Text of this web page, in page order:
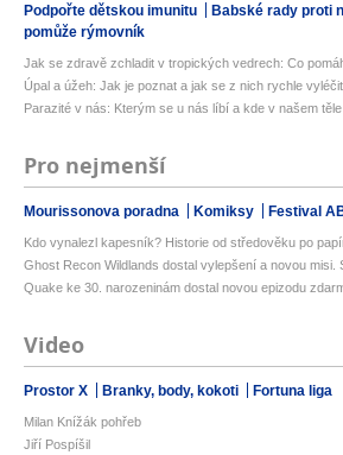
Podpořte dětskou imunitu Babské rady proti
pomůže rýmovník
Jak se zdravě zchladit v tropických vedrech: Co
Úpal a úžeh: Jak je poznat a jak se z nich rychle vyléčit
Parazité v nás: Kterým se u nás líbí a kde v našem těle
Pro nejmenší
Mourissonova poradna Komiksy Festival
Kdo vynalezl kapesník? Historie od středověku po
Ghost Recon Wildlands dostal vylepšení a novou misi.
Quake ke 30. narozeninám dostal novou epizodu
Video
Prostor X Branky, body, kokoti Fortuna liga
Milan Knížák pohřeb
Jiří Pospíšil